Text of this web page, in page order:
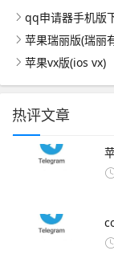
qq申请器手机版
苹果瑞丽版(瑞丽
苹果vx版(ios vx)
热评文章